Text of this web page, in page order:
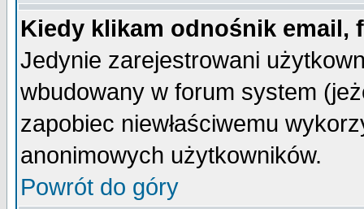
Kiedy klikam odnośnik email,
Jedynie zarejestrowani
wbudowany w forum system
zapobiec niewłaściwemu
anonimowych użytkowników.
Powrót do góry